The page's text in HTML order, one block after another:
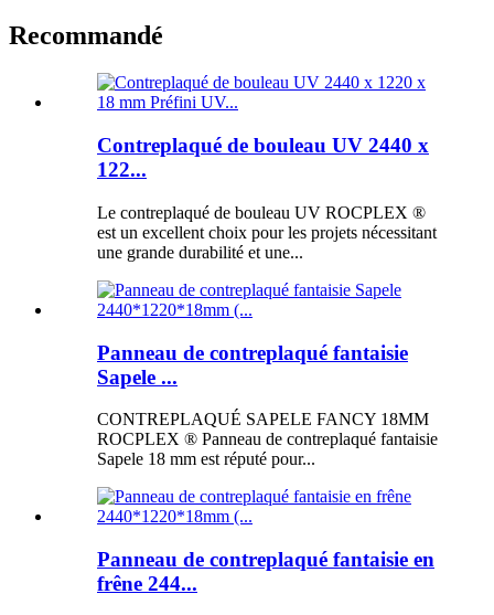
Recommandé
Contreplaqué de bouleau UV 2440 x
122...
Le contreplaqué de bouleau UV ROCPLEX ®
est un excellent choix pour les projets nécessitant
une grande durabilité et une...
Panneau de contreplaqué fantaisie
Sapele ...
CONTREPLAQUÉ SAPELE FANCY 18MM
ROCPLEX ® Panneau de contreplaqué fantaisie
Sapele 18 mm est réputé pour...
Panneau de contreplaqué fantaisie en
frêne 244...